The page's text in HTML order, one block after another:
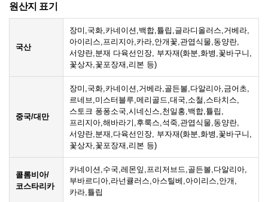
원산지 표기
국산
장미,국화,카네이션,백합,튤립,글라디올러스,거베라,
아이리스,프리지아,카라,안개꽃,관엽식물,동양란,
서양란,분재 다육선인장, 부자재(화분,화병,꽃바구니,
꽃상자,꽃포장재,리본 등)
중국/대만
장미,국화,카네이션,거베라,골든볼,다알리아,금어초,
르네브,미스터블루,메리골드,대국,소철,스타치스,
스토크 퐁퐁소국,시네신스,천일홍,백합,튤립,
프리지아,해바라기,후룩스,석죽,관엽식물,동양란,
서양란,분재,다육선인장, 부자재(화분,화병,꽃바구니,
꽃상자,꽃포장재,리본 등)
콜롬비아/
코스타리카
카네이션,수국,레몬잎,프리저브드,골든볼,다알리아,
부바르디아,라넌큘러스,아스틸베,아이리스,안개,
카라,튤립